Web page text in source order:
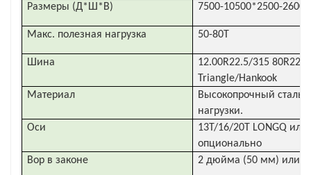
Размеры (Д*Ш*В) 7500-10500*2500-
Макс. полезная нагрузка 50-80Т
Шина
12.00R22.5/315
Triangle/Hankook
Материал
Высокопрочный
нагрузки.
Оси
13T/16/20T LONGQ
опционально
Вор в законе
2 дюйма (50 мм) или